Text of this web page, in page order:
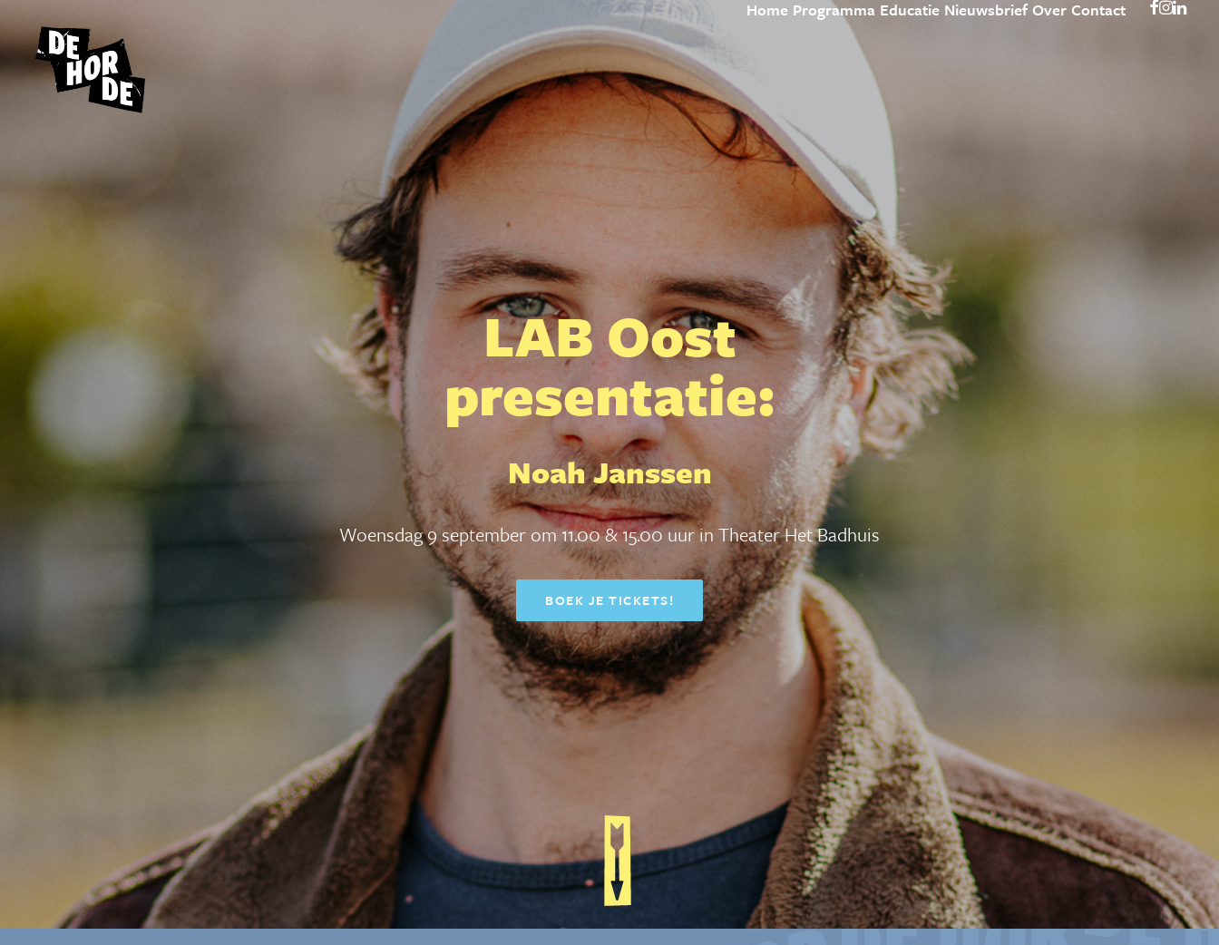
Home Programma Educatie Nieuwsbrief Over Contact
LAB Oost
presentatie:
Noah Janssen
Woensdag 9 september om 11.00 & 15.00 uur in Theater Het Badhuis
BOEK JE TICKETS!